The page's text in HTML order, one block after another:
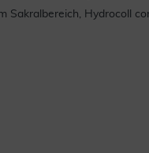
Sakralbereich, Hydrocoll